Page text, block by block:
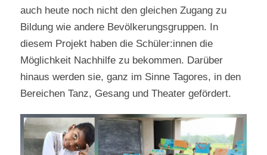
auch heute noch nicht den gleichen Zugang zu
Bildung wie andere Bevölkerungsgruppen. In
diesem Projekt haben die Schüler:innen die
Möglichkeit Nachhilfe zu bekommen. Darüber
hinaus werden sie, ganz im Sinne Tagores, in den
Bereichen Tanz, Gesang und Theater gefördert.